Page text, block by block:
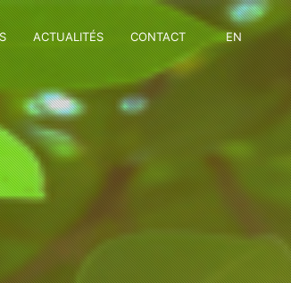
ACTUALITÉS CONTACT EN